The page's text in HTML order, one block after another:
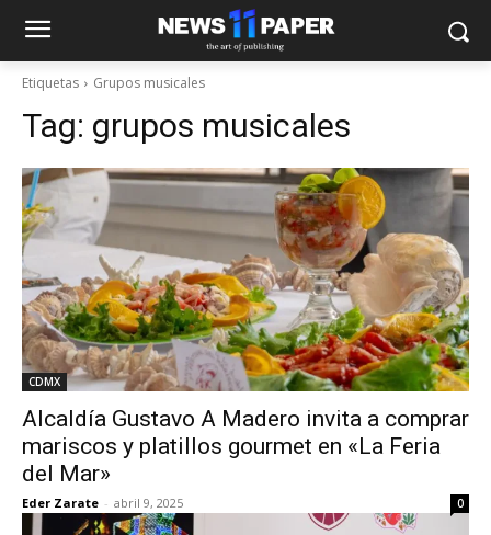
Etiquetas Grupos musicales
Tag: grupos musicales
CDMX
Alcaldía Gustavo A Madero invita a comprar
mariscos y platillos gourmet en «La Feria
del Mar»
Eder Zarate - abril 9, 2025 0